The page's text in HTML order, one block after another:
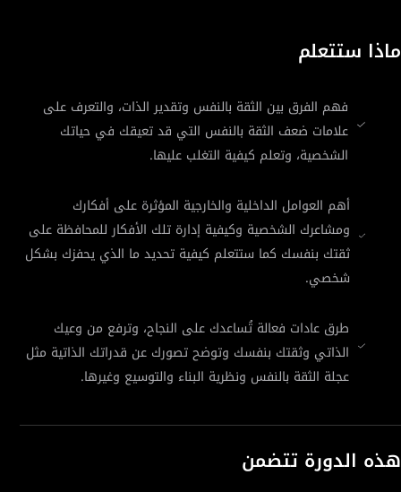
ماذا ستتعلم
فهم الفرق بين الثقة بالنفس وتقدير الذات، والتعرف على
علامات ضعف الثقة بالنفس التي قد تعيقك في حياتك
الشخصية، وتعلم كيفية التغلب عليها.
أهم العوامل الداخلية والخارجية المؤثرة على أفكارك
ومشاعرك الشخصية وكيفية إدارة تلك الأفكار للمحافظة على
ثقتك بنفسك كما ستتعلم كيفية تحديد ما الذي يحفزك بشكل
شخصي.
طرق عادات فعالة تُساعدك على النجاح، وترفع من وعيك
الذاتي وثقتك بنفسك وتوضح تصورك عن قدراتك الذاتية مثل
عجلة الثقة بالنفس ونظرية البناء والتوسيع وغيرها.
هذه الدورة تتضمن